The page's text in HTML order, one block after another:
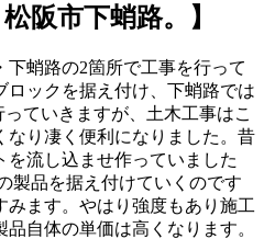
阪市下蛸路。】
蛸路の2箇所で工事を行って
ロックを据え付け、下蛸路では
ていきますが、土木工事はこ
なり凄く便利になりました。昔
流し込ませ作っていました
製品を据え付けていくのです
みます。やはり強度もあり施工
自体の単価は高くなります。